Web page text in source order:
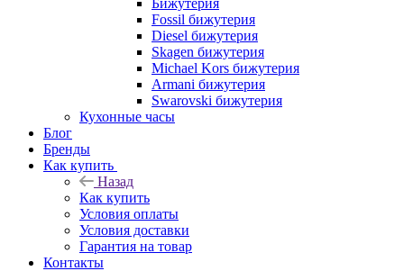
Бижутерия
Fossil бижутерия
Diesel бижутерия
Skagen бижутерия
Michael Kors бижутерия
Armani бижутерия
Swarovski бижутерия
Кухонные часы
Блог
Бренды
Как купить
Назад
Как купить
Условия оплаты
Условия доставки
Гарантия на товар
Контакты